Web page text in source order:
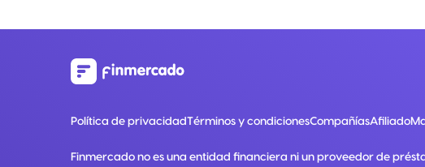
Política de privacidadTérminos y condicionesCompañíasAfiliado
Finmercado no es una entidad financiera ni un proveedor de